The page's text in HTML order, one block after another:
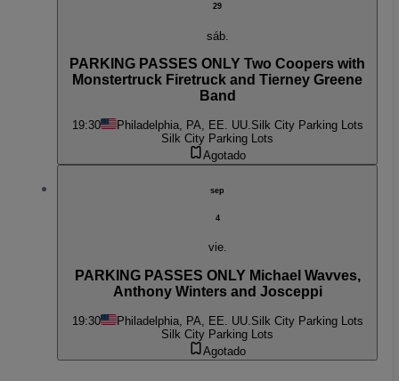
29
sáb.
PARKING PASSES ONLY Two Coopers with
Monstertruck Firetruck and Tierney Greene
Band
19:30 Philadelphia, PA, EE. UU.Silk City Parking Lots
Silk City Parking Lots
Agotado
sep
4
vie.
PARKING PASSES ONLY Michael Wavves,
Anthony Winters and Josceppi
19:30 Philadelphia, PA, EE. UU. Silk City Parking Lots
Silk City Parking Lots
Agotado